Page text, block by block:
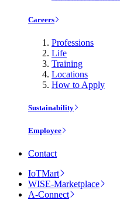
Careers
Professions
Life
Training
Locations
How to Apply
Sustainability
Employee
Contact
IoTMart
WISE-Marketplace
A-Connect